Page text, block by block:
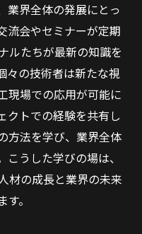
業界全体の発展にとっ
流会やセミナーが定期
ルたちが最新の知識を
々の技術者は新たな視
現場での応用が可能に
クトでの経験を共有し
方法を学び、業界全体
うした学びの場は、
材の成長と業界の未来
。